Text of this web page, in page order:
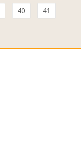
40
41